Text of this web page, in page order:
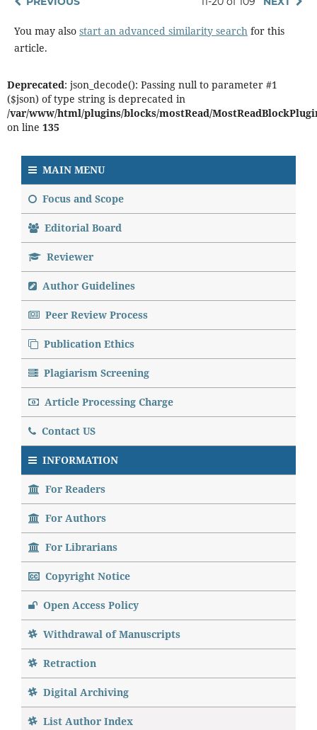
You may also start an advanced similarity searchfor this
article.
Deprecated: json_decode(): Passing null to parameter #1
($json) of type string is deprecated in
/var/www/html/plugins/blocks/mostRead/
on line 135
MAIN MENU
Focus and Scope
Editorial Board
Reviewer
Author Guidelines
Peer Review Process
Publication Ethics
Plagiarism Screening
Article Processing Charge
Contact US
INFORMATION
For Readers
For Authors
For Librarians
Copyright Notice
Open Access Policy
Withdrawal of Manuscripts
Retraction
Digital Archiving
List Author Index